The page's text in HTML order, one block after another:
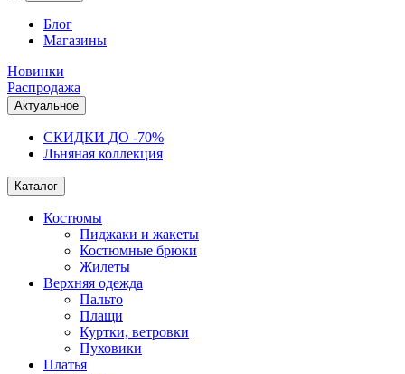
Блог
Магазины
Новинки
Распродажа
Актуальное
СКИДКИ ДО -70%
Льняная коллекция
Каталог
Костюмы
Пиджаки и жакеты
Костюмные брюки
Жилеты
Верхняя одежда
Пальто
Плащи
Куртки, ветровки
Пуховики
Платья